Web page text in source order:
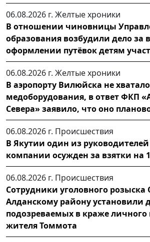
06.08.2026 г. Желтые хроники
В отношении чиновницы
образования возбудили дело за
оформлении путёвок детям
06.08.2026 г. Желтые хроники
В аэропорту Вилюйска не хватало
медоборудования, в ответ ФКП
Севера» заявило, что оно
06.08.2026 г. Происшествия
В Якутии один из
компании осужден за взятки на
06.08.2026 г. Происшествия
Сотрудники уголовного
Алданскому району установили
подозреваемых в краже
жителя Томмота